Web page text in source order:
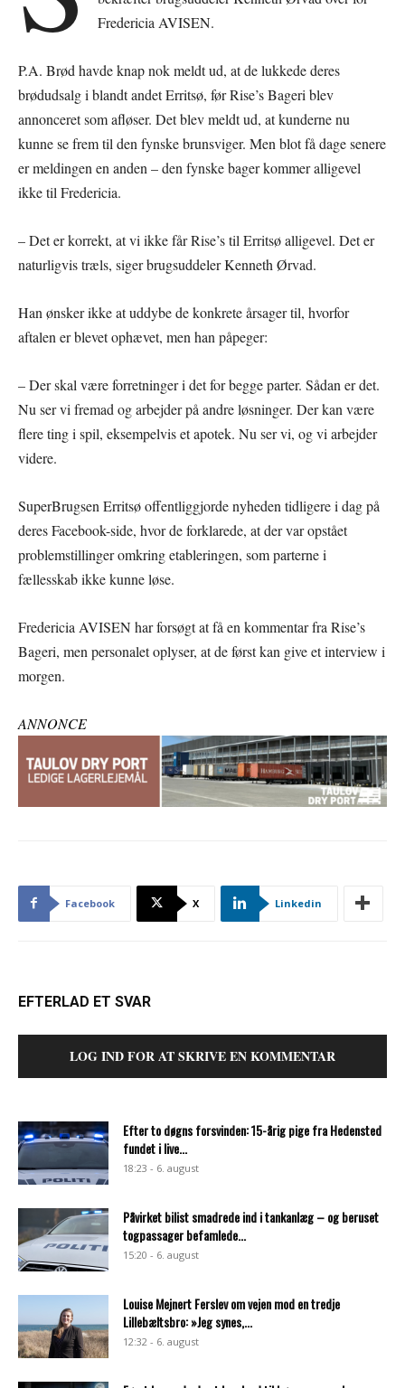
Fredericia AVISEN.
P.A. Brød havde knap nok meldt ud, at de lukkede deres
brødudsalg i blandt andet Erritsø, før Rise’s Bageri blev
annonceret som afløser. Det blev meldt ud, at kunderne nu
kunne se frem til den fynske brunsviger. Men blot få dage senere
er meldingen en anden – den fynske bager kommer alligevel
ikke til Fredericia.
– Det er korrekt, at vi ikke får Rise’s til Erritsø alligevel. Det er
naturligvis træls, siger brugsuddeler Kenneth Ørvad.
Han ønsker ikke at uddybe de konkrete årsager til, hvorfor
aftalen er blevet ophævet, men han påpeger:
– Der skal være forretninger i det for begge parter. Sådan er det.
Nu ser vi fremad og arbejder på andre løsninger. Der kan være
flere ting i spil, eksempelvis et apotek. Nu ser vi, og vi arbejder
videre.
SuperBrugsen Erritsø offentliggjorde nyheden tidligere i dag på
deres Facebook-side, hvor de forklarede, at der var opstået
problemstillinger omkring etableringen, som parterne i
fællesskab ikke kunne løse.
Fredericia AVISEN har forsøgt at få en kommentar fra Rise’s
Bageri, men personalet oplyser, at de først kan give et interview i
morgen.
ANNONCE
Facebook X Linkedin
EFTERLAD ET SVAR
LOG IND FOR AT SKRIVE EN KOMMENTAR
Efter to døgns forsvinden: 15-årig pige fra Hedensted
fundet i live...
18:23 - 6. august
Påvirket bilist smadrede ind i tankanlæg – og beruset
togpassager befamlede...
15:20 - 6. august
Louise Mejnert Ferslev om vejen mod en tredje
Lillebæltsbro: »Jeg synes,...
12:32 - 6. august